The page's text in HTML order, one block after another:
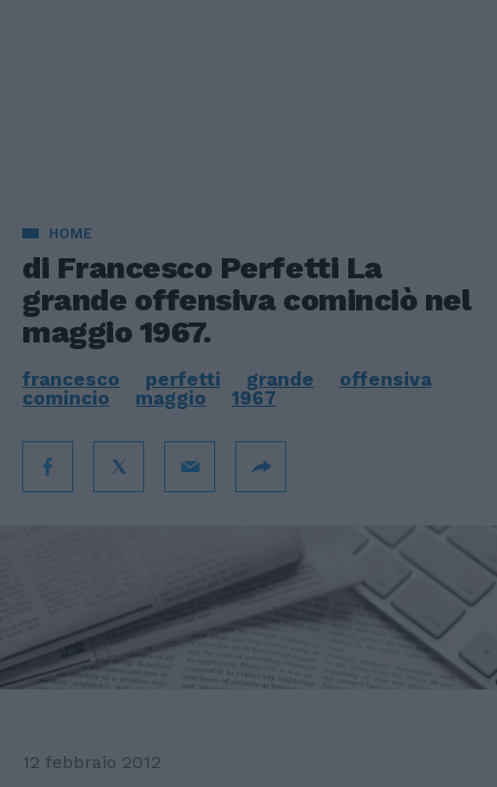
HOME
di Francesco Perfetti La
grande offensiva cominciò nel
maggio 1967.
francesco perfetti grande
offensiva
comincio
maggio 1967
12 febbraio 2012